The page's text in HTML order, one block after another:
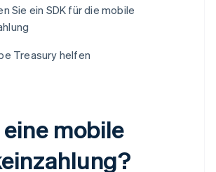
Sie ein SDK für die mobile
Treasury helfen
mobile